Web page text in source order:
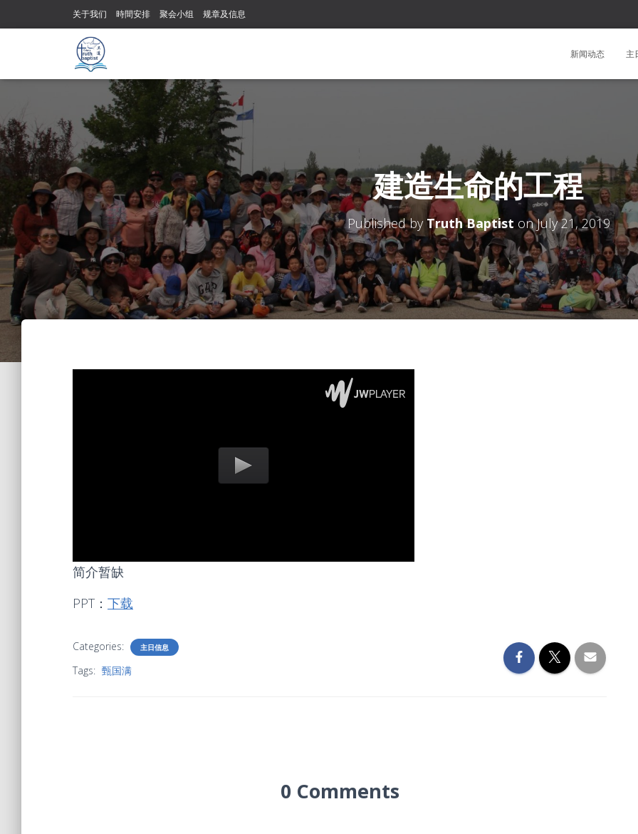
关于我们 時間安排 聚会小组 规章及信息
新闻动态 主
建造生命的工程
Published by Truth Baptist onJuly 21, 2019
简介暂缺
PPT： 下载
Categories: 主日信息
Tags: 甄国满
0 Comments